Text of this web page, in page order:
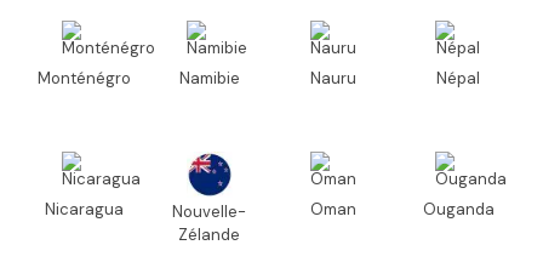
Monténégro Namibie Nauru Népal
Nicaragua
Nouvelle-
Zélande
Oman Ouganda